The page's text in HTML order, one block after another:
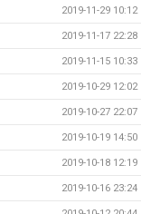
2019-11-29 10:12
2019-11-17 22:28
2019-11-15 10:33
2019-10-29 12:02
2019-10-27 22:07
2019-10-19 14:50
2019-10-18 12:19
2019-10-16 23:24